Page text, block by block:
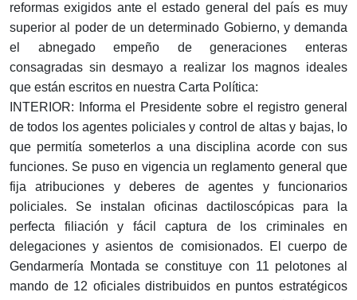
reformas exigidos ante el estado general del país es muy
superior al poder de un determinado Gobierno, y demanda
el abnegado empeño de generaciones enteras
consagradas sin desmayo a realizar los magnos ideales
que están escritos en nuestra Carta Política:
INTERIOR: Informa el Presidente sobre el registro general
de todos los agentes policiales y control de altas y bajas, lo
que permitía someterlos a una disciplina acorde con sus
funciones. Se puso en vigencia un reglamento general que
fija atribuciones y deberes de agentes y funcionarios
policiales. Se instalan oficinas dactiloscópicas para la
perfecta filiación y fácil captura de los criminales en
delegaciones y asientos de comisionados. El cuerpo de
Gendarmería Montada se constituye con 11 pelotones al
mando de 12 oficiales distribuidos en puntos estratégicos